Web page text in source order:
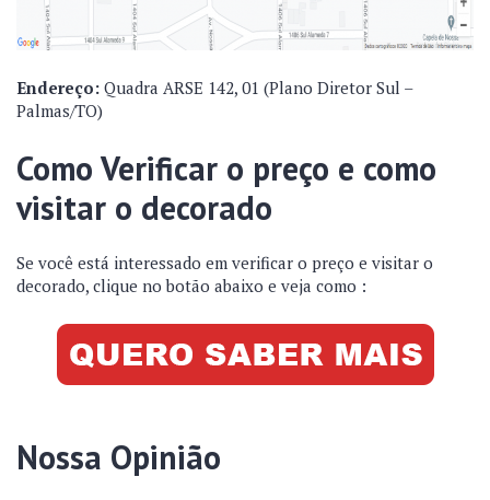
Endereço: Quadra ARSE 142, 01 (Plano Diretor Sul –
Palmas/TO)
Como Verificar o preço e como
visitar o decorado
Se você está interessado em verificar o preço e visitar o
decorado, clique no botão abaixo e veja como :
Nossa Opinião